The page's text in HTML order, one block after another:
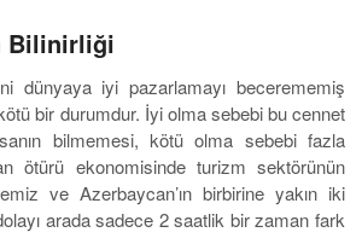
Bilinirliği
dünyaya iyi pazarlamayı becerememiş
bir durumdur. İyi olma sebebi bu cennet
bilmemesi, kötü olma sebebi fazla
ötürü ekonomisinde turizm sektörünün
ve Azerbaycan’ın birbirine yakın iki
arada sadece 2 saatlik bir zaman fark